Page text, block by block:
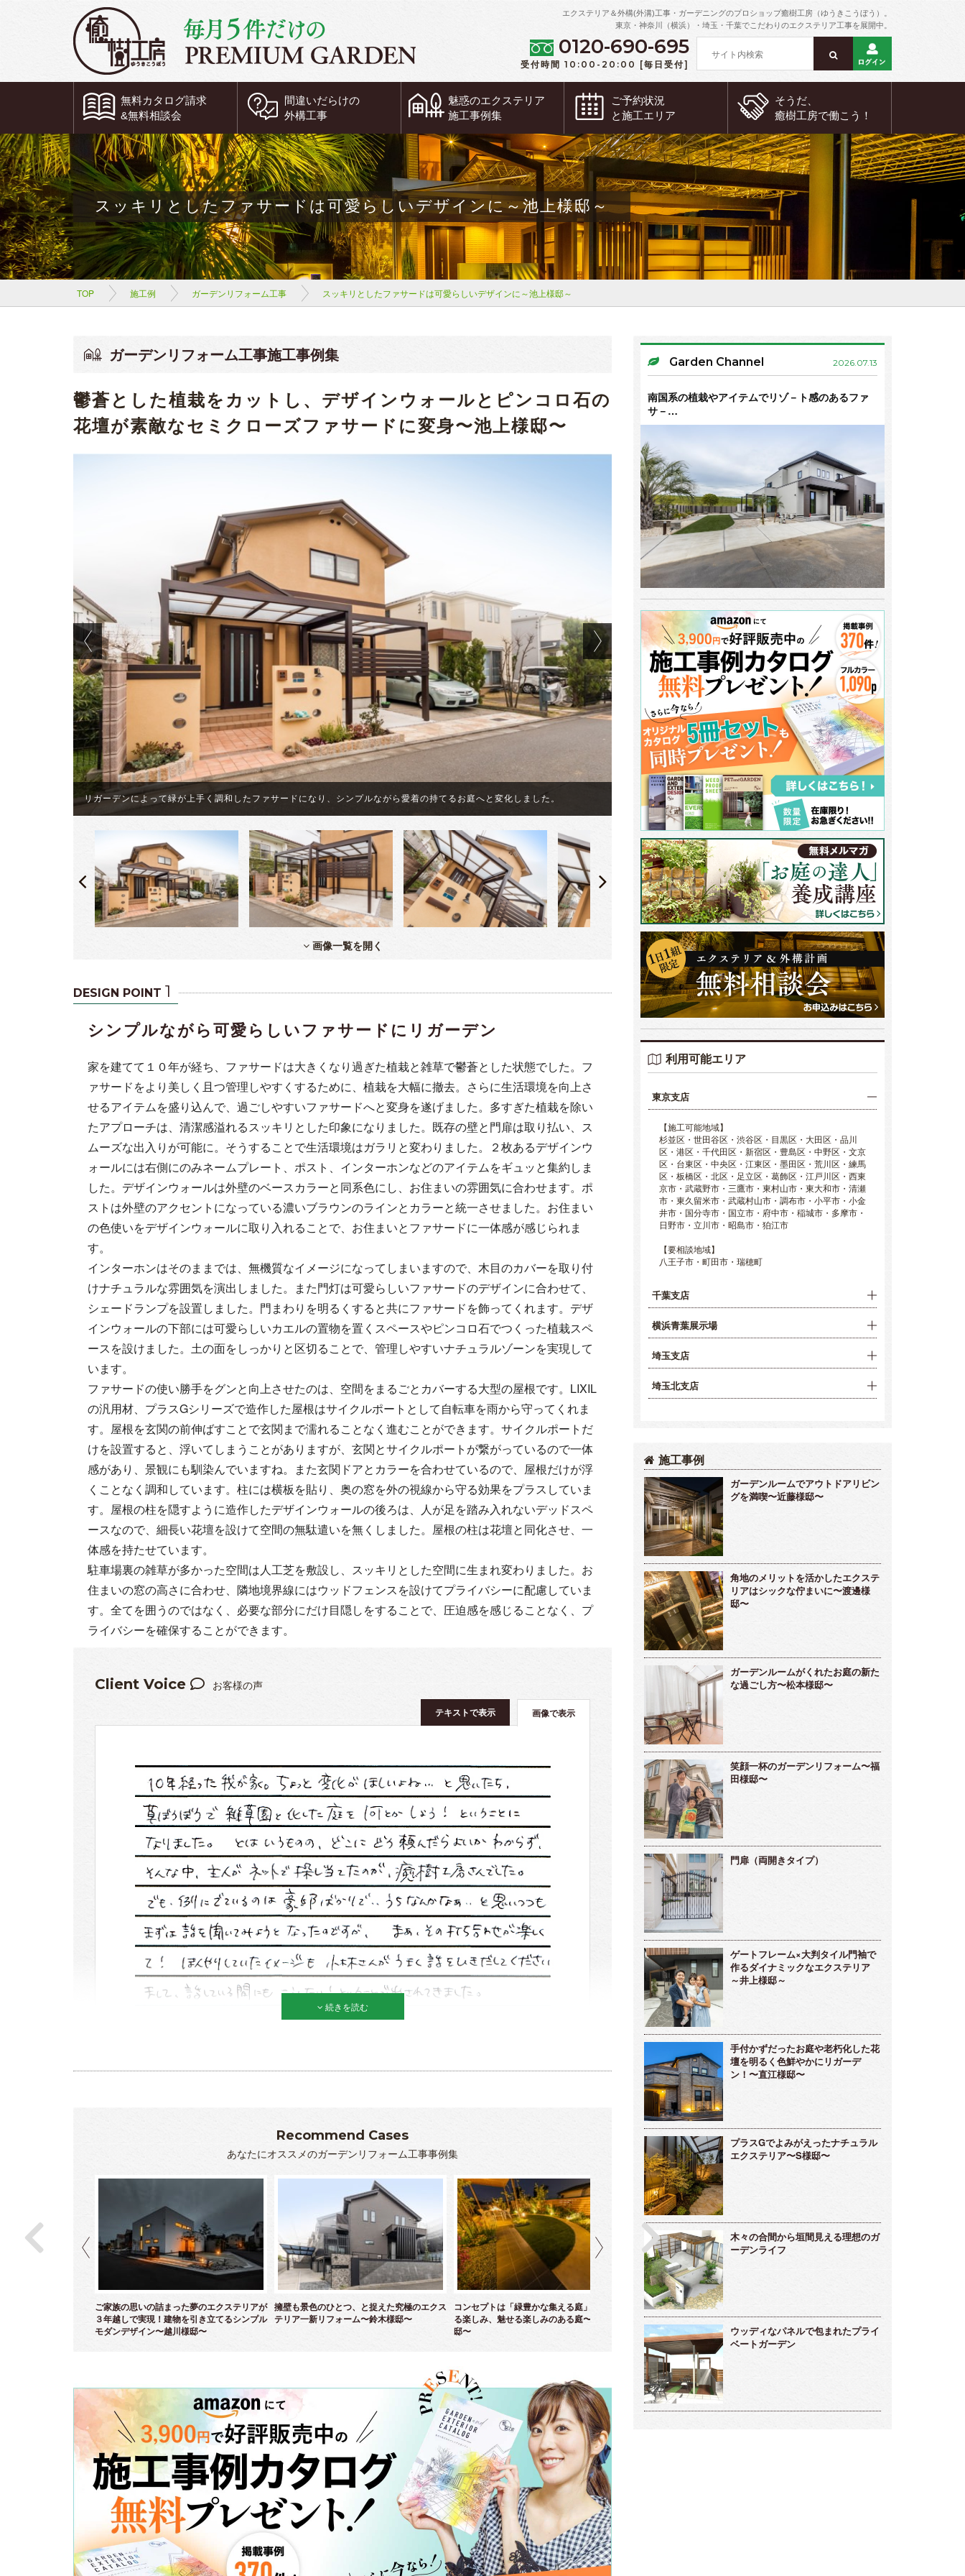
エクステリア＆外構(外溝)工事・ガーデニングのプロショップ癒樹工房（ゆうきこうぼう）。
東京・神奈川（横浜）・埼玉・千葉でこだわりのエクステリア工事を展開中。
0120-690-695
受付時間 10:00-20:00 [毎日受付]
無料カタログ請求
&無料相談会
間違いだらけの
外構工事
魅惑のエクステリア
施工事例集
ご予約状況
と施工エリア
そうだ、
癒樹工房で働こう！
スッキリとしたファサードは可愛らしいデザインに～池上様邸～
TOP 施工例 ガーデンリフォーム工事 スッキリとしたファサードは可愛らしいデザインに～池上様邸～
ガーデンリフォーム工事施工事例集
鬱蒼とした植栽をカットし、デザインウォールとピンコロ石の
花壇が素敵なセミクローズファサードに変身〜池上様邸〜
リガーデンによって緑が上手く調和したファサードになり、シンプルながら愛着の持てるお庭へと変化しました。
２枚あるデザインウォールには右側にのみネームプレート、ポスト、インタ
た。デザインウォールは外壁のベースカラーと同系色にし、お住まいの雰囲気
画像一覧を開く
DESIGN POINT 1
シンプルながら可愛らしいファサードにリガーデン
家を建てて１０年が経ち、ファサードは大きくなり過ぎた植栽と雑草で鬱蒼とした状態でした。フ
ァサードをより美しく且つ管理しやすくするために、植栽を大幅に撤去。さらに生活環境を向上さ
せるアイテムを盛り込んで、過ごしやすいファサードへと変身を遂げました。多すぎた植栽を除い
たアプローチは、清潔感溢れるスッキリとした印象になりました。既存の壁と門扉は取り払い、ス
ムーズな出入りが可能に。そうすることで生活環境はガラリと変わりました。２枚あるデザインウ
ォールには右側にのみネームプレート、ポスト、インターホンなどのアイテムをギュッと集約しま
した。デザインウォールは外壁のベースカラーと同系色にし、お住まいの雰囲気に合わせます。ポ
ストは外壁のアクセントになっている濃いブラウンのラインとカラーと統一させました。お住まい
の色使いをデザインウォールに取り入れることで、お住まいとファサードに一体感が感じられま
す。
インターホンはそのままでは、無機質なイメージになってしまいますので、木目のカバーを取り付
けナチュラルな雰囲気を演出しました。また門灯は可愛らしいファサードのデザインに合わせて、
シェードランプを設置しました。門まわりを明るくすると共にファサードを飾ってくれます。デザ
インウォールの下部には可愛らしいカエルの置物を置くスペースやピンコロ石でつくった植栽スペ
ースを設けました。土の面をしっかりと区切ることで、管理しやすいナチュラルゾーンを実現して
います。
ファサードの使い勝手をグンと向上させたのは、空間をまるごとカバーする大型の屋根です。LIXIL
の汎用材、プラスGシリーズで造作した屋根はサイクルポートとして自転車を雨から守ってくれま
す。屋根を玄関の前伸ばすことで玄関まで濡れることなく進むことができます。サイクルポートだ
けを設置すると、浮いてしまうことがありますが、玄関とサイクルポートが繋がっているので一体
感があり、景観にも馴染んでいますね。また玄関ドアとカラーを合わせているので、屋根だけが浮
くことなく調和しています。柱には横板を貼り、奥の窓を外の視線から守る効果をプラスしていま
す。屋根の柱を隠すように造作したデザインウォールの後ろは、人が足を踏み入れないデッドスペ
ースなので、細長い花壇を設けて空間の無駄遣いを無くしました。屋根の柱は花壇と同化させ、一
体感を持たせています。
駐車場裏の雑草が多かった空間は人工芝を敷設し、スッキリとした空間に生まれ変わりました。お
住まいの窓の高さに合わせ、隣地境界線にはウッドフェンスを設けてプライバシーに配慮していま
す。全てを囲うのではなく、必要な部分にだけ目隠しをすることで、圧迫感を感じることなく、プ
ライバシーを確保することができます。
Client Voice お客様の声
画像で表示
テキストで表示
続きを読む
Recommend Cases
あなたにオススメのガーデンリフォーム工事事例集
ご家族の思いの詰まった夢のエクステリアが
３年越しで実現！建物を引き立てるシンプル
モダンデザイン〜越川様邸〜
擁壁も景色のひとつ、と捉えた究極のエクス
テリア一新リフォーム〜鈴木様邸〜
コンセプトは「緑豊かな集える庭」！ 育て
る楽しみ、魅せる楽しみのある庭〜並木様
邸〜
優雅な雰囲気のラウンジ的存在ガーデンルー
ム～高橋様邸～
デン～小松様～
Garden Channel 2026.07.13
南国系の植栽やアイテムでリゾ－ト感のあるファ
サ－…
利用可能エリア
東京支店
【施工可能地域】
杉並区・世田谷区・渋谷区・目黒区・大田区・品川
区・港区・千代田区・新宿区・豊島区・中野区・文京
区・台東区・中央区・江東区・墨田区・荒川区・練馬
区・板橋区・北区・足立区・葛飾区・江戸川区・西東
京市・武蔵野市・三鷹市・東村山市・東大和市・清瀬
市・東久留米市・武蔵村山市・調布市・小平市・小金
井市・国分寺市・国立市・府中市・稲城市・多摩市・
日野市・立川市・昭島市・狛江市
【要相談地域】
八王子市・町田市・瑞穂町
千葉支店
横浜青葉展示場
埼玉支店
埼玉北支店
施工事例
ガーデンルームでアウトドアリビン
グを満喫〜近藤様邸〜
角地のメリットを活かしたエクステ
リアはシックな佇まいに〜渡邊様
邸〜
ガーデンルームがくれたお庭の新た
な過ごし方〜松本様邸〜
笑顔一杯のガーデンリフォーム〜福
田様邸〜
門扉（両開きタイプ）
ゲートフレーム×大判タイル門袖で
作るダイナミックなエクステリア
～井上様邸～
手付かずだったお庭や老朽化した花
壇を明るく色鮮やかにリガーデ
ン！〜直江様邸〜
プラスGでよみがえったナチュラル
エクステリア〜S様邸〜
木々の合間から垣間見える理想のガ
ーデンライフ
ウッディなパネルで包まれたプライ
ベートガーデン